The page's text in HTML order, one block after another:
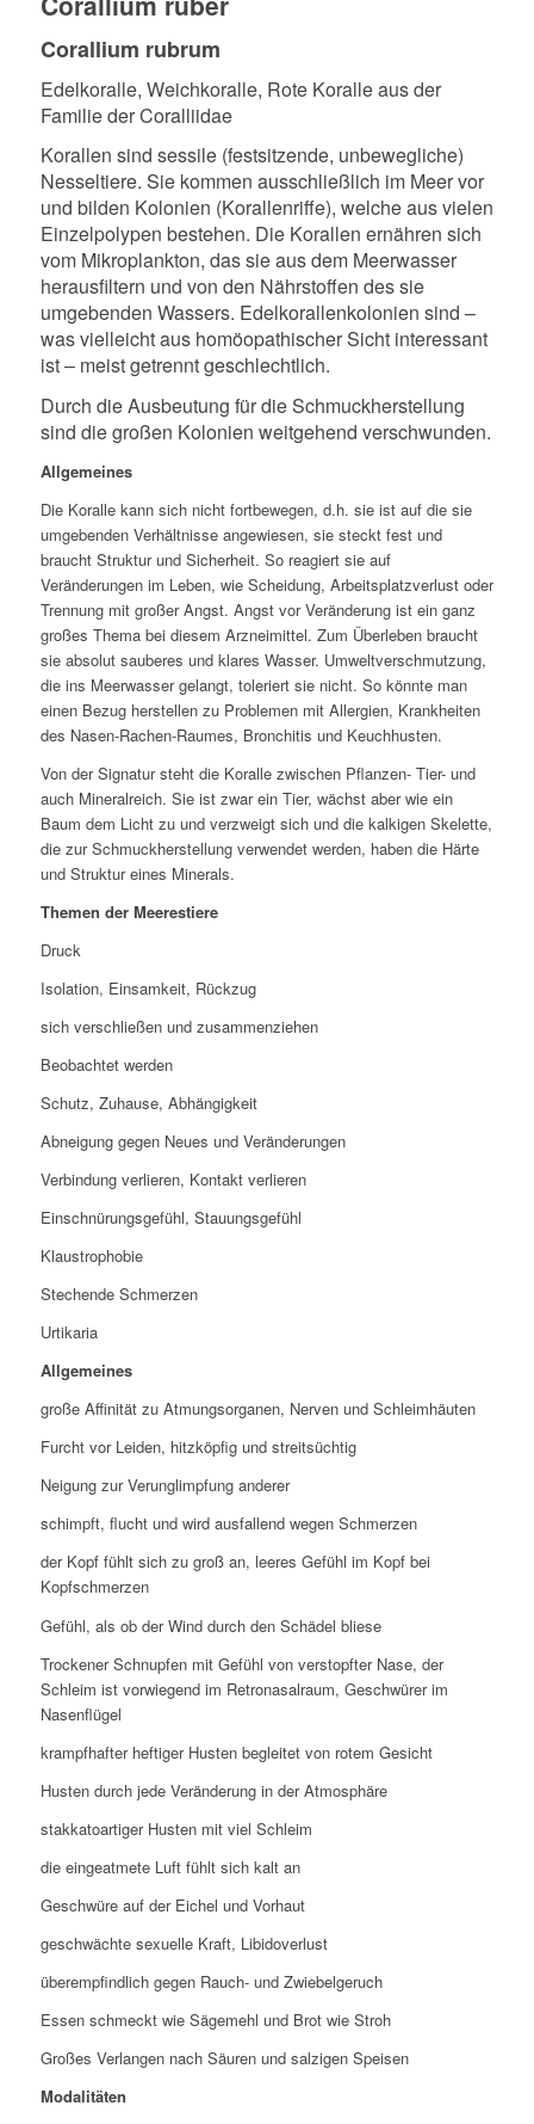
Corallium rubrum
Edelkoralle, Weichkoralle, Rote Koralle aus der
Familie der Coralliidae
Korallen sind sessile (festsitzende, unbewegliche)
Nesseltiere. Sie kommen ausschließlich im Meer vor
und bilden Kolonien (Korallenriffe), welche aus vielen
Einzelpolypen bestehen. Die Korallen ernähren sich
vom Mikroplankton, das sie aus dem Meerwasser
herausfiltern und von den Nährstoffen des sie
umgebenden Wassers. Edelkorallenkolonien sind –
was vielleicht aus homöopathischer Sicht interessant
ist – meist getrennt geschlechtlich.
Durch die Ausbeutung für die Schmuckherstellung
sind die großen Kolonien weitgehend verschwunden.
Allgemeines
Die Koralle kann sich nicht fortbewegen, d.h. sie ist auf die sie
umgebenden Verhältnisse angewiesen, sie steckt fest und
braucht Struktur und Sicherheit. So reagiert sie auf
Veränderungen im Leben, wie Scheidung, Arbeitsplatzverlust oder
Trennung mit großer Angst. Angst vor Veränderung ist ein ganz
großes Thema bei diesem Arzneimittel. Zum Überleben braucht
sie absolut sauberes und klares Wasser. Umweltverschmutzung,
die ins Meerwasser gelangt, toleriert sie nicht. So könnte man
einen Bezug herstellen zu Problemen mit Allergien, Krankheiten
des Nasen-Rachen-Raumes, Bronchitis und Keuchhusten.
Von der Signatur steht die Koralle zwischen Pflanzen- Tier- und
auch Mineralreich. Sie ist zwar ein Tier, wächst aber wie ein
Baum dem Licht zu und verzweigt sich und die kalkigen Skelette,
die zur Schmuckherstellung verwendet werden, haben die Härte
und Struktur eines Minerals.
Themen der Meerestiere
Druck
Isolation, Einsamkeit, Rückzug
sich verschließen und zusammenziehen
Beobachtet werden
Schutz, Zuhause, Abhängigkeit
Abneigung gegen Neues und Veränderungen
Verbindung verlieren, Kontakt verlieren
Einschnürungsgefühl, Stauungsgefühl
Klaustrophobie
Stechende Schmerzen
Urtikaria
Allgemeines
große Affinität zu Atmungsorganen, Nerven und Schleimhäuten
Furcht vor Leiden, hitzköpfig und streitsüchtig
Neigung zur Verunglimpfung anderer
schimpft, flucht und wird ausfallend wegen Schmerzen
der Kopf fühlt sich zu groß an, leeres Gefühl im Kopf bei
Kopfschmerzen
Gefühl, als ob der Wind durch den Schädel bliese
Trockener Schnupfen mit Gefühl von verstopfter Nase, der
Schleim ist vorwiegend im Retronasalraum, Geschwürer im
Nasenflügel
krampfhafter heftiger Husten begleitet von rotem Gesicht
Husten durch jede Veränderung in der Atmosphäre
stakkatoartiger Husten mit viel Schleim
die eingeatmete Luft fühlt sich kalt an
Geschwüre auf der Eichel und Vorhaut
geschwächte sexuelle Kraft, Libidoverlust
überempfindlich gegen Rauch- und Zwiebelgeruch
Essen schmeckt wie Sägemehl und Brot wie Stroh
Großes Verlangen nach Säuren und salzigen Speisen
Modalitäten